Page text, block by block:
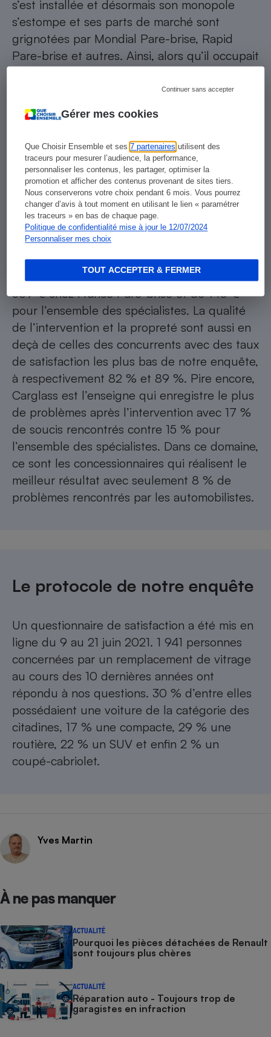
Gérer mes cookies
Que Choisir Ensemble et ses7 partenaires utilisent des
traceurs pour mesurer l’audience, la performance,
personnaliser les contenus, les partager, optimiser la
promotion et afficher des contenus provenant de sites tiers.
Nous conserverons votre choix pendant 6 mois. Vous pourrez
changer d’avis à tout moment en utilisant le lien « paramétrer
les traceurs » en bas de chaque page.
Politique de confidentialité mise à jour le 12/07/2024
Personnaliser mes choix
Continuer sans accepter
TOUT ACCEPTER & FERMER
s’est installée et désormais son monopole
s’estompe et ses parts de marché sont
grignotées par Mondial Pare-brise, Rapid
Pare-brise et autres. Ainsi, alors qu’il occupait
réseaux spécialisés, Carglass n’atteint
aujourd’hui que 27 %. Ce déclin, il le doit
peut-être à l’insatisfaction que ses
interventions génèrent selon nos répondants.
Déjà, les prix pratiqués sont critiqués par
24 % de ses clients, c’est deux fois plus que
pour les autres intervenants ! Il faut dire que,
même si 49 % des clients ne connaissent
jamais le montant de l’intervention, le vitrier
est le plus cher des spécialistes : en
moyenne, le coût du remplacement d’un
pare-brise s’élève à 806 € alors qu’il est de
569 € chez France Pare-brise et de 710 €
pour l’ensemble des spécialistes. La qualité
de l’intervention et la propreté sont aussi en
deçà de celles des concurrents avec des taux
de satisfaction les plus bas de notre enquête,
à respectivement 82 % et 89 %. Pire encore,
Carglass est l’enseigne qui enregistre le plus
de problèmes après l’intervention avec 17 %
de soucis rencontrés contre 15 % pour
l’ensemble des spécialistes. Dans ce domaine,
ce sont les concessionnaires qui réalisent le
meilleur résultat avec seulement 8 % de
problèmes rencontrés par les automobilistes.
Le protocole de notre enquête
Un questionnaire de satisfaction a été mis en
ligne du 9 au 21 juin 2021. 1 941 personnes
concernées par un remplacement de vitrage
au cours des 10 dernières années ont
répondu à nos questions. 30 % d’entre elles
possédaient une voiture de la catégorie des
citadines, 17 % une compacte, 29 % une
routière, 22 % un SUV et enfin 2 % un
coupé-cabriolet.
Yves Martin
À ne pas manquer
ACTUALITÉ
Pourquoi les pièces détachées de Renault
sont toujours plus chères
ACTUALITÉ
Réparation auto - Toujours trop de
garagistes en infraction